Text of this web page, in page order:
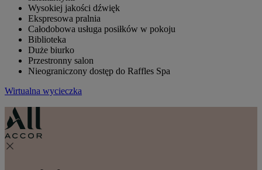
Wysokiej jakości dźwięk
Ekspresowa pralnia
Całodobowa usługa posiłków w pokoju
Biblioteka
Duże biurko
Przestronny salon
Nieograniczony dostęp do Raffles Spa
Wirtualna wycieczka